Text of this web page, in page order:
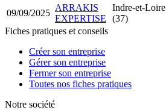
09/09/2025
ARRAKIS
EXPERTISE
Indre-et-Loire
(37)
Fiches pratiques et conseils
Créer son entreprise
Gérer son entreprise
Fermer son entreprise
Toutes nos fiches pratiques
Notre société